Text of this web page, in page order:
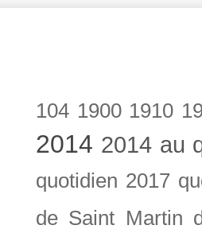
104 1900 1910
2014 2014 au
quotidien 2017
de Saint Martin